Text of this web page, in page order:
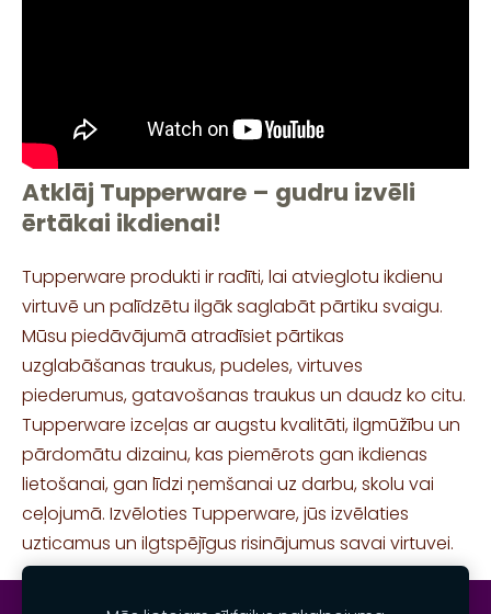
Atklāj Tupperware – gudru izvēli
ērtākai ikdienai!
Tupperware produkti ir radīti, lai atvieglotu ikdienu
virtuvē un palīdzētu ilgāk saglabāt pārtiku svaigu.
Mūsu piedāvājumā atradīsiet pārtikas
uzglabāšanas traukus, pudeles, virtuves
piederumus, gatavošanas traukus un daudz ko citu.
Tupperware izceļas ar augstu kvalitāti, ilgmūžību un
pārdomātu dizainu, kas piemērots gan ikdienas
lietošanai, gan līdzi ņemšanai uz darbu, skolu vai
ceļojumā. Izvēloties Tupperware, jūs izvēlaties
uzticamus un ilgtspējīgus risinājumus savai virtuvei.